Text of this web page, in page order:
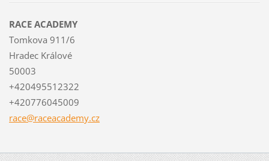
RACE ACADEMY
Tomkova 911/6
Hradec Králové
50003
+420495512322
+420776045009
race@raceacademy.cz